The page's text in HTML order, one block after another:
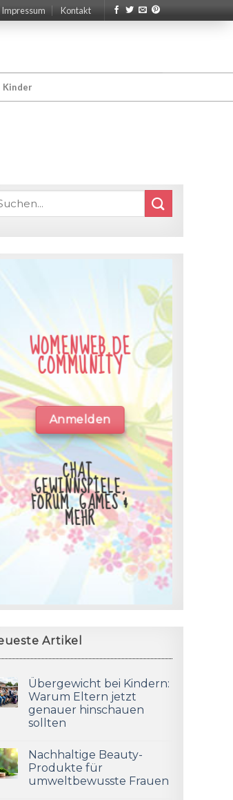
Impressum Kontakt
Kinder
WOMENWEB.DE
COMMUNITY
Anmelden
CHAT,
GEWINNSPIELE,
FORUM, GAMES &
MEHR
Artikel
Übergewicht bei Kindern:
Warum Eltern jetzt
genauer hinschauen
sollten
Nachhaltige Beauty-
Produkte für
umweltbewusste Frauen